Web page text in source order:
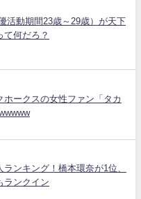
活動期間23歳～29歳）が天下
て何だろ？
ホークスの女性ファン「タカ
ランキング！橋本環奈が1位、
ランクイン